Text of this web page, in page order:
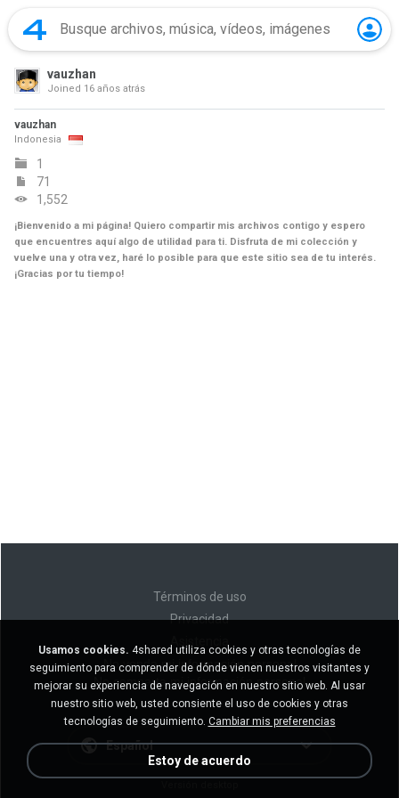
vauzhan
Joined 16 años atrás
vauzhan
Indonesia
1
71
1,552
¡Bienvenido a mi página! Quiero compartir mis archivos contigo y espero
que encuentres aquí algo de utilidad para ti. Disfruta de mi colección y
vuelve una y otra vez, haré lo posible para que este sitio sea de tu interés.
¡Gracias por tu tiempo!
Términos de uso
Privacidad
No venda mi información personal
No comparta mi información personal
Español
Usamos cookies. 4shared utiliza cookies y otras tecnologías de
seguimiento para comprender de dónde vienen nuestros visitantes y
mejorar su experiencia de navegación en nuestro sitio web. Al usar
nuestro sitio web, usted consiente el uso de cookies y otras
tecnologías de seguimiento. Cambiar mis preferencias
Estoy de acuerdo